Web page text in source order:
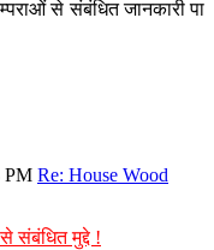
से संबंधित जानकारी पा
PM Re: House Wood
संबंधित मुद्दे !